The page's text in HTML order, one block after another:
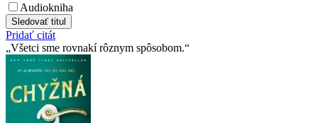
Audiokniha
Sledovať titul
Pridať citát
Všetci sme rovnakí rôznym spôsobom.